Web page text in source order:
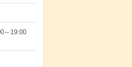
～19:00